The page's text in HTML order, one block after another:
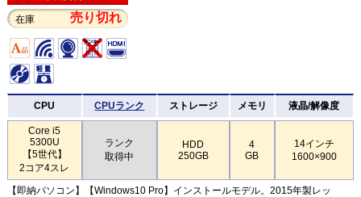
在庫 売り切れ
CPU CPUランク ストレージ メモリ 液晶/解像度
Core i5
5300U
【5世代】
2コア4スレ
ランク
取得中
HDD
250GB
4
GB
14インチ
1600×900
【即納パソコン】【Windows10 Pro】インストールモデル。2015年製レッ